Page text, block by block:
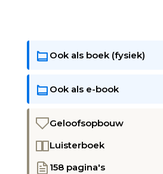
Ook als boek (fysiek)
Ook als e-book
Geloofsopbouw
Luisterboek
158 pagina's